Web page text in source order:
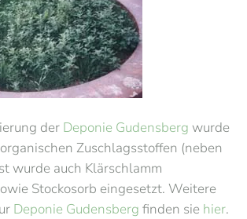
der Deponie Gudensberg wurde
Zuschlagsstoffen (neben
wurde auch Klärschlamm
Stockosorb eingesetzt. Weitere
Deponie Gudensberg finden sie hier.